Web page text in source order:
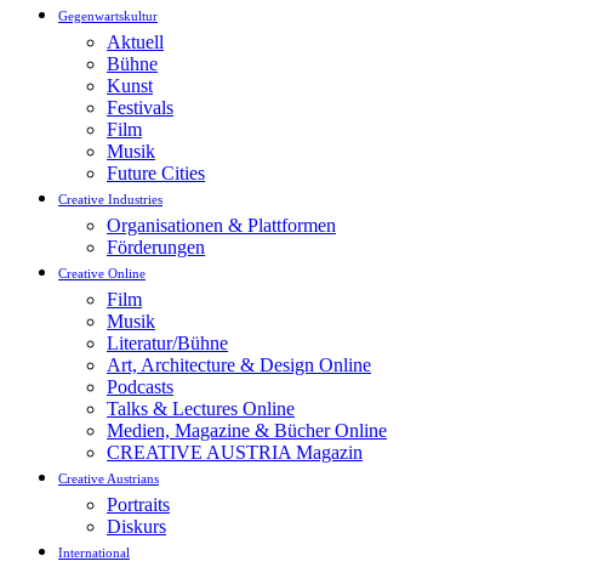
Gegenwartskultur
Aktuell
Bühne
Kunst
Festivals
Film
Musik
Future Cities
Creative Industries
Organisationen & Plattformen
Förderungen
Creative Online
Film
Musik
Literatur/Bühne
Art, Architecture & Design Online
Podcasts
Talks & Lectures Online
Medien, Magazine & Bücher Online
CREATIVE AUSTRIA Magazin
Creative Austrians
Portraits
Diskurs
International